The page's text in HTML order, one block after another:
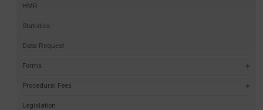
HMR
Statistics
Data Request
Forms
Procedural Fees
Legislation